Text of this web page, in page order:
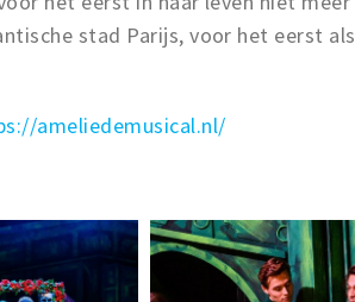
stad Parijs, voor het eerst als
ameliedemusical.nl/